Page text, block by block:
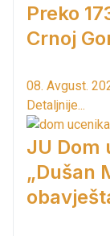
Preko
Crnoj
08. Avgust.
Detaljnije...
JU Dom
„Dušan